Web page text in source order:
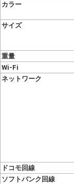
カラー
サイズ
重量
Wi-Fi
ネットワーク
ドコモ回線
ソフトバンク回線